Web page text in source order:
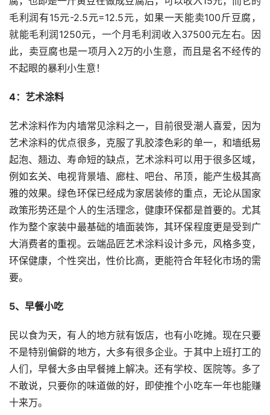
毛利润有15元-2.5元=12.5元，如果一天能卖100斤豆腐，
就能毛利润1250元，一个月毛利润收入37500元左右。因
此，卖豆腐也是一项月入2万的小生意，而且是名不经传的
不起眼的暴利小生意！
4：艺术涂料
艺术涂料作为内墙常见涂料之一，目前很受潮人喜爱，因为
艺术涂料的优点很多，克服了乳胶漆色彩的单一，和墙纸易
起泡、翘边、寿命短的缺点，艺术涂料可以用于很多区域，
例如玄关、电视背景墙、廊柱、吧台、吊顶，能产生极其高
雅的效果。绿色环保已经成为家居装修的重点，无论从国家
政策形势还是个人的生活理念，健康环保都是首要的。尤其
作为整个家装中最基础的墙面装饰，其环保程度更是受到广
大消费者的重视。云端品匠艺术涂料设计多元，风格多变，
环保健康，个性突出，性价比高，更能符合年轻化市场的需
要。
5、早餐小吃
民以食为天，有人的地方就有饭店，也有小吃摊。现在只要
不是特别偏僻的地方，大多有很多企业。于其中上班打工的
人们，早餐大多由早餐摊上解决。还有学校、医院等。多了
不敢说，只要你的味道做的好，即使推个小吃车一年也能赚
十来万。